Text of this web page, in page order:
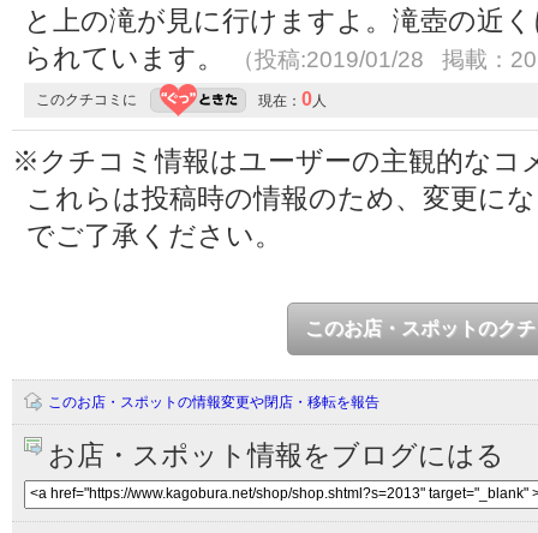
と上の滝が見に行けますよ。滝壺の近
られています。
（投稿:2019/01/28 掲載：
このクチコミに 現在： 0 人
※クチコミ情報はユーザーの主観的なコ
これらは投稿時の情報のため、変更に
でご了承ください。
このお店・スポットのク
このお店・スポットの情報変更や閉店・移転を報告
お店・スポット情報をブログにはる